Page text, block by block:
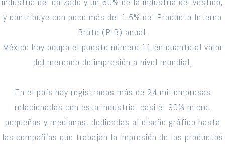
y contribuye con poco más del 1.5% del Producto Interno
Bruto (PIB) anual.
México hoy ocupa el puesto número 11 en cuanto al valor
del mercado de impresión a nivel mundial.
En el país hay registradas más de 24 mil empresas
relacionadas con esta industria, casi el 90% micro,
pequeñas y medianas, dedicadas al diseño gráfico hasta
las compañías que trabajan la impresión de los productos